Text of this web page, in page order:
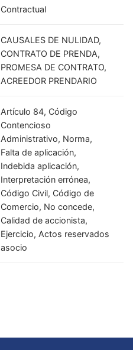
Contractual
CAUSALES DE NULIDAD,
CONTRATO DE PRENDA,
PROMESA DE CONTRATO,
ACREEDOR PRENDARIO
Artículo 84, Código
Contencioso
Administrativo, Norma,
Falta de aplicación,
Indebida aplicación,
Interpretación errónea,
Código Civil, Código de
Comercio, No concede,
Calidad de accionista,
Ejercicio, Actos reservados
asocio